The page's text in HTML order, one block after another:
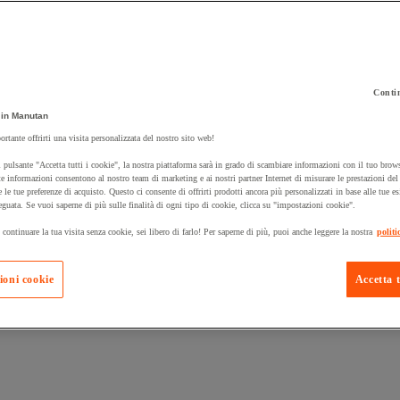
un prodotto:
Manutan Expert
Prodotti in
Manutan
offrirti una visita personalizzata del nostro sito web!
pulsante "Accetta tutti i cookie", la nostra piattaforma sarà in grado di scambiare informazioni con il tuo
informazioni consentono al nostro team di marketing e ai nostri partner Internet di misurare le prestazioni
le tue preferenze di acquisto. Questo ci consente di offrirti prodotti ancora più personalizzati in base alle tue
Se vuoi saperne di più sulle finalità di ogni tipo di cookie, clicca su "impostazioni cookie".
la tua visita senza cookie, sei libero di farlo! Per saperne di più, puoi anche leggere la nostra
Accetta
cookie